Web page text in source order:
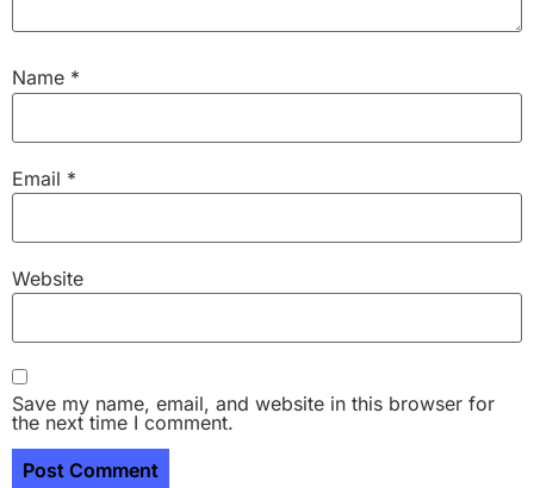
Name *
Email *
Website
Save my name, email, and website in this browser for
the next time I comment.